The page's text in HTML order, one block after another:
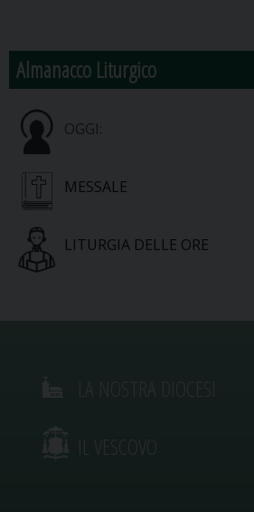
Almanacco Liturgico
OGGI:
MESSALE
LITURGIA DELLE ORE
IL VESCOVO